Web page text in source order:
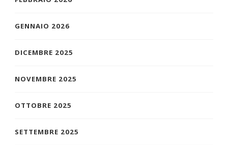
GENNAIO 2026
DICEMBRE 2025
NOVEMBRE 2025
OTTOBRE 2025
SETTEMBRE 2025